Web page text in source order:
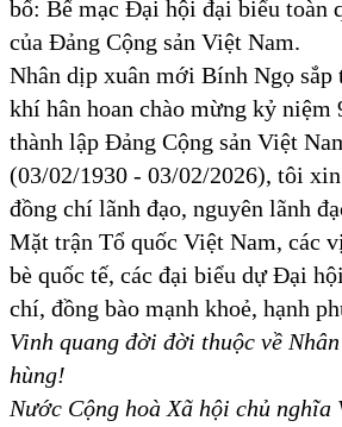
bố: Bế mạc Đại hội đại biểu toàn
của Đảng Cộng sản Việt Nam.
Nhân dịp xuân mới Bính Ngọ
khí hân hoan chào mừng kỷ niệm
thành lập Đảng Cộng sản Việt
(03/02/1930 - 03/02/2026), tôi
đồng chí lãnh đạo, nguyên lãnh
Mặt trận Tổ quốc Việt Nam, các
bè quốc tế, các đại biểu dự Đại
chí, đồng bào mạnh khoẻ, hạnh
Vinh quang đời đời thuộc về
hùng!
Nước Cộng hoà Xã hội chủ nghĩa